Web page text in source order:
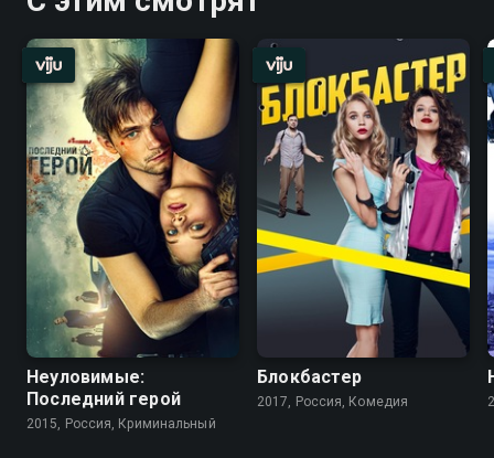
Неуловимые:
Последний герой
2015, Россия, Криминальный
Блокбастер
2017, Россия, Комедия